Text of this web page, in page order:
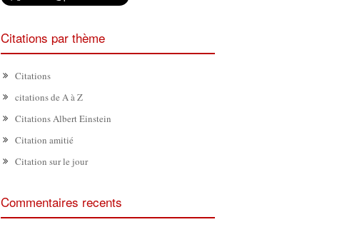
Citations par thème
Citations
citations de A à Z
Citations Albert Einstein
Citation amitié
Citation sur le jour
Commentaires recents